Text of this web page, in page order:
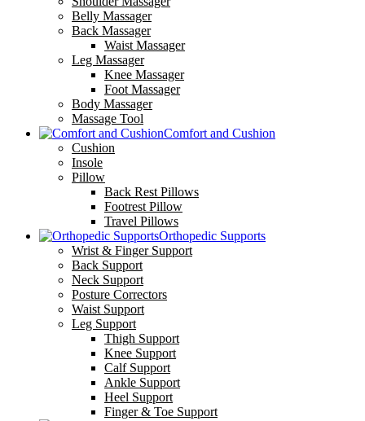
Belly Massager
Back Massager
Waist Massager
Leg Massager
Knee Massager
Foot Massager
Body Massager
Massage Tool
Comfort and Cushion
Cushion
Insole
Pillow
Back Rest Pillows
Footrest Pillow
Travel Pillows
Orthopedic Supports
Wrist & Finger Support
Back Support
Neck Support
Posture Correctors
Waist Support
Leg Support
Thigh Support
Knee Support
Calf Support
Ankle Support
Heel Support
Finger & Toe Support